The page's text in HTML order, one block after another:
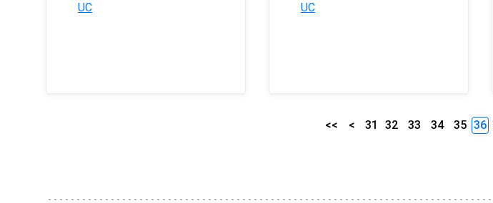
UC
UC
<< < 31 32 33 34 35 36